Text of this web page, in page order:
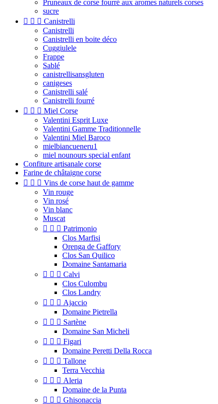
Pruneaux de corse fourré aux aromes naturels corses
sucre
   Canistrelli
Canistrelli
Canistrelli en boite déco
Cuggiulele
Frappe
Sablé
canistrellisansgluten
canigeses
Canistrelli salé
Canistrelli fourré
   Miel Corse
Valentini Esprit Luxe
Valentini Gamme Traditionnelle
Valentini Miel Baroco
mielbiancueneru1
miel nounours special enfant
Confiture artisanale corse
Farine de châtaigne corse
   Vins de corse haut de gamme
Vin rouge
Vin rosé
Vin blanc
Muscat
   Patrimonio
Clos Marfisi
Orenga de Gaffory
Clos San Quilico
Domaine Santamaria
   Calvi
Clos Culombu
Clos Landry
   Ajaccio
Domaine Pietrella
   Sartène
Domaine San Micheli
   Figari
Domaine Peretti Della Rocca
   Tallone
Terra Vecchia
   Aleria
Domaine de la Punta
   Ghisonaccia